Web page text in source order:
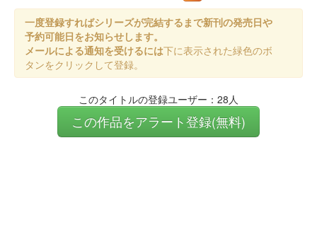
一度登録すればシリーズが完結するまで新刊の発売日や
予約可能日をお知らせします。
メールによる通知を受けるには下に表示された緑色のボ
タンをクリックして登録。
このタイトルの登録ユーザー：28人
この作品をアラート登録(無料)